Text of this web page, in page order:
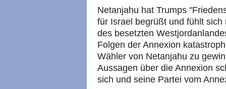
Netanjahu hat Trumps
für Israel begrüßt und fühlt
des besetzten
Folgen der Annexion
Wähler von Netanjahu zu
Aussagen über die Annexion
sich und seine Partei vom